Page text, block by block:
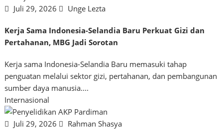
Juli 29, 2026 Unge Lezta
Kerja Sama Indonesia-Selandia Baru Perkuat Gizi dan
Pertahanan, MBG Jadi Sorotan
Kerja sama Indonesia-Selandia Baru memasuki tahap
penguatan melalui sektor gizi, pertahanan, dan pembangunan
sumber daya manusia....
Internasional
Juli 29, 2026 Rahman Shasya